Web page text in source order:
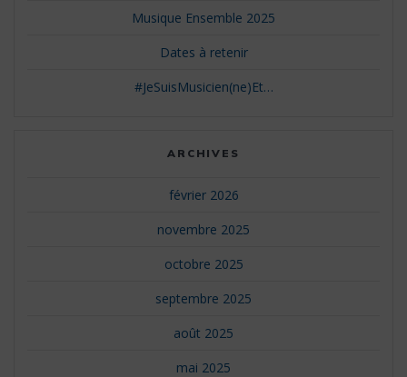
Musique Ensemble 2025
Dates à retenir
#JeSuisMusicien(ne)Et…
ARCHIVES
février 2026
novembre 2025
octobre 2025
septembre 2025
août 2025
mai 2025